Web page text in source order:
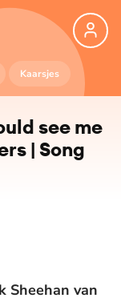
Kaarsjes
see me
| Song
Sheehan van